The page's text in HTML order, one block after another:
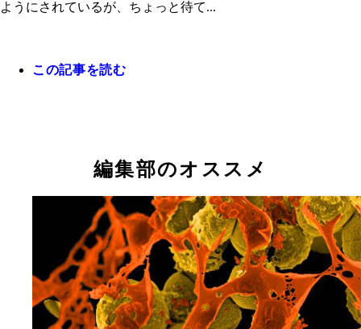
４０代より上の人は抗体を持っていない可能性が
ようにされているが、ちょっと待て...
この記事を読む
編集部のオススメ